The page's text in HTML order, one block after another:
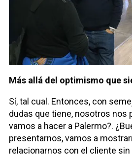
Más allá del optimismo que
Sí, tal cual. Entonces, con
dudas que tiene, nosotros nos
vamos a hacer a Palermo?.
presentarnos, vamos a
relacionarnos con el cliente